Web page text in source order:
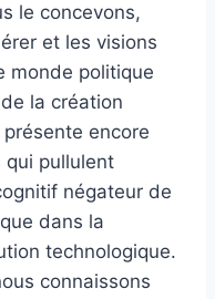
le concevons,
et les visions
monde politique
la création
encore
pullulent
négateur de
dans la
technologique.
connaissons